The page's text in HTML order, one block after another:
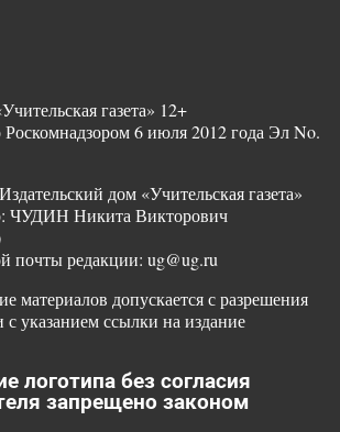
газета» 12+
Роскомнадзором 6 июля 2012 года Эл No.
дом «Учительская газета»
ЧУДИН Никита Викторович
почты редакции: ug@ug.ru
материалов допускается с разрешения
с указанием ссылки на издание
логотипа без согласия
запрещено законом